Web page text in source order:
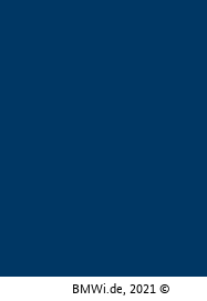
BMWi.de, 2021 ©